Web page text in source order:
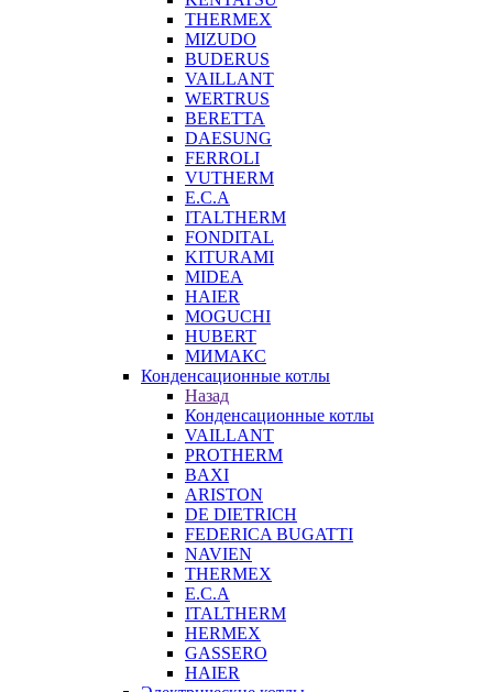
THERMEX
MIZUDO
BUDERUS
VAILLANT
WERTRUS
BERETTA
DAESUNG
FERROLI
VUTHERM
E.C.A
ITALTHERM
FONDITAL
KITURAMI
MIDEA
HAIER
MOGUCHI
HUBERT
МИМАКС
Конденсационные котлы
Назад
Конденсационные котлы
VAILLANT
PROTHERM
BAXI
ARISTON
DE DIETRICH
FEDERICA BUGATTI
NAVIEN
THERMEX
E.C.A
ITALTHERM
HERMEX
GASSERO
HAIER